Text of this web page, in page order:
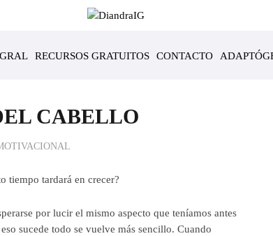
RECURSOS GRATUITOS CONTACTO
CABELLO
tiempo tardará en crecer?
por lucir el mismo aspecto que teníamos antes
sucede todo se vuelve más sencillo. Cuando